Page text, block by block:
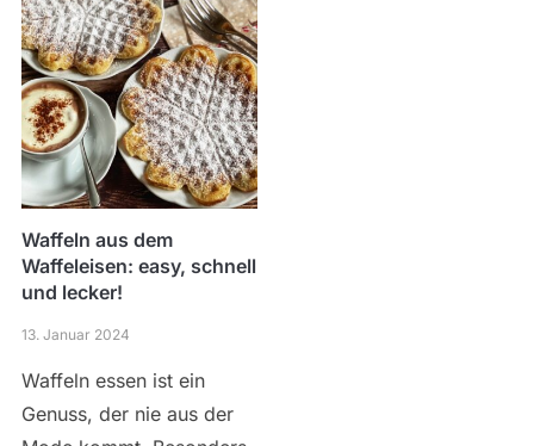
Waffeln aus dem
Waffeleisen: easy, schnell
und lecker!
13. Januar 2024
Waffeln essen ist ein
Genuss, der nie aus der